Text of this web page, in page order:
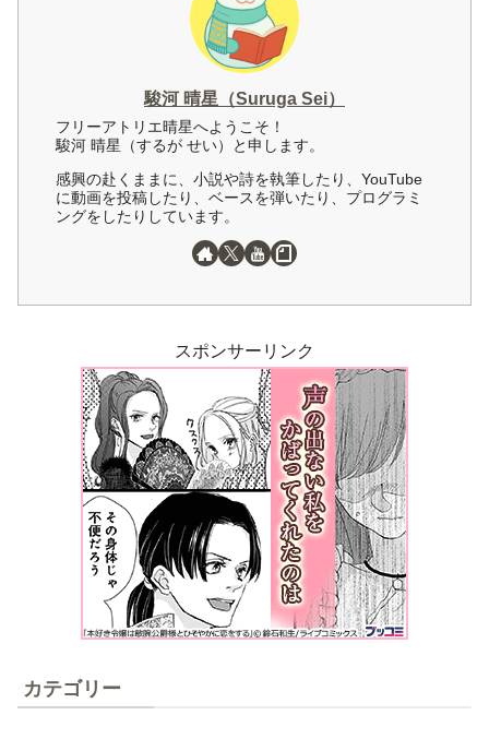
駿河 晴星（Suruga Sei）
フリーアトリエ晴星へようこそ！
駿河 晴星（するが せい）と申します。
感興の赴くままに、小説や詩を執筆したり、YouTube
に動画を投稿したり、ベースを弾いたり、プログラミ
ングをしたりしています。
スポンサーリンク
カテゴリー